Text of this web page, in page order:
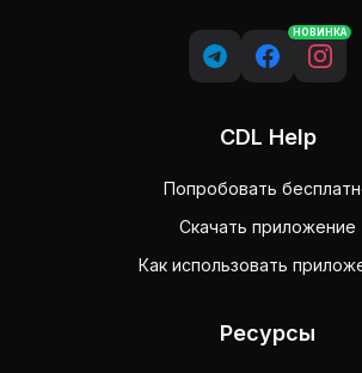
НОВИНКА
CDL Help
Попробовать
Скачать приложение
Как использовать
Ресурсы